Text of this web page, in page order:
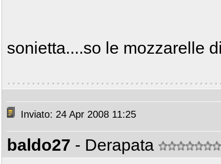
sonietta....so le mozzarelle
Inviato: 24 Apr 2008 11:25
baldo27 - Derapata